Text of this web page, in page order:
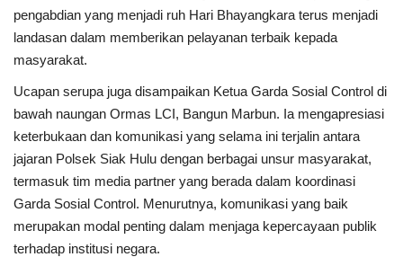
Pendidikan
Rubrik
Lampung
pengabdian yang menjadi ruh Hari Bhayangkara terus menjadi
landasan dalam memberikan pelayanan terbaik kepada
masyarakat.
Ucapan serupa juga disampaikan Ketua Garda Sosial Control di
bawah naungan Ormas LCI, Bangun Marbun. Ia mengapresiasi
keterbukaan dan komunikasi yang selama ini terjalin antara
jajaran Polsek Siak Hulu dengan berbagai unsur masyarakat,
termasuk tim media partner yang berada dalam koordinasi
Garda Sosial Control. Menurutnya, komunikasi yang baik
merupakan modal penting dalam menjaga kepercayaan publik
terhadap institusi negara.